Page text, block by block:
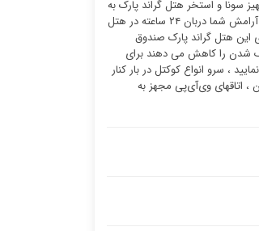
سونا و استخر هتل گراند پارک به
سشوار صنعتی برای مسافرین ، هتل گراند پارک مجهز به استخر کودکان با مربی مخصوص و حرفه ای ، جهت آسایش و آرامش شما دربان ۲۴ ساعته در هتل
این هتل گراند پارک صندوق
شدن را کاهش می دهند برای
، شما هر زمانی از شبانه روز که بخواهید میتوانید درخواست خدمات اتاق (۲۴ ساعته) نمایید ، سرو انواع کوکتل در بار کنار
اتاقهای وی‌آی‌پی مجهز به